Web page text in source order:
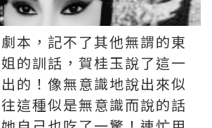
劇本，記不了其他無謂的東
的訓話，賀桂玉說了這一
的！像無意識地說出來似
這種似是無意識而說的話